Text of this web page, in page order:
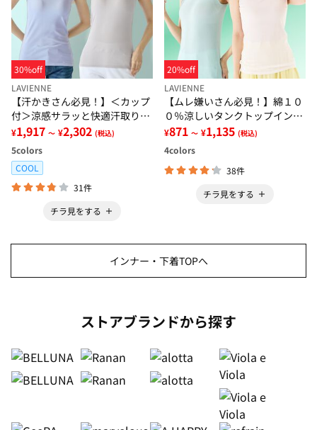
30%off
LAVIENNE
【汗かきさん必見！】＜カップ
付＞涼感サラッと快適汗取りタ
ンクトップインナー＜さらりラ
ボ＞
¥1,917 ～ ¥2,302 (税込)
5colors
COOL
31件
チラ見をする
20%off
LAVIENNE
【ムレ嫌いさん必見！】綿１０
０％涼しいタンクトップインナ
ー＜さらりラボ＞
¥871 ～ ¥1,135 (税込)
4colors
38件
チラ見をする
インナー・下着TOPへ
ストアブランドから探す